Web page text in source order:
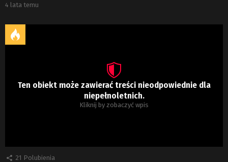
4 lata temu
Ten obiekt może zawierać treści nieodpowiednie dla
niepełnoletnich.
Kliknij by zobaczyć wpis
21 Polubienia